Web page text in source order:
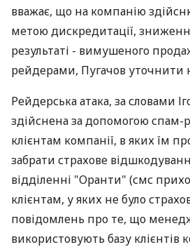
вважає, що на компанію
метою дискредитації,
результаті - вимушеного
рейдерами, Пугачов уточнити
Рейдерська атака, за словами
здійснена за допомогою спам-
клієнтам компанії, в яких їм
забрати страхове
відділенні "Оранти" (смс
клієнтам, у яких не було
повідомлень про те, що
використовують базу клієнтів